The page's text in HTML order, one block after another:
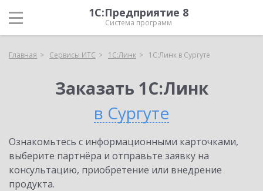
1С:Предприятие 8
Система программ
Главная Сервисы ИТС 1С:Линк 1С:Линк в Сургуте
Заказать 1С:Линк
в Сургуте
Ознакомьтесь с информационными карточками,
выберите партнёра и отправьте заявку на
консультацию, приобретение или внедрение
продукта.